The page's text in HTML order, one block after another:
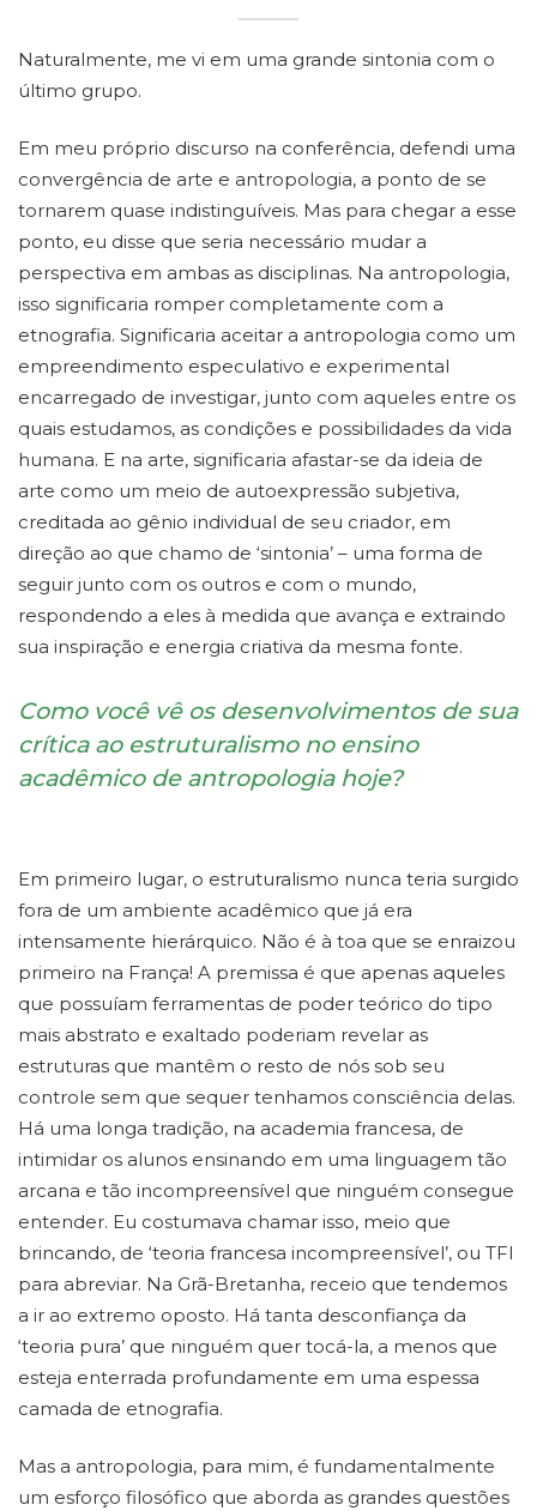
Naturalmente, me vi em uma grande sintonia com o
último grupo.
Em meu próprio discurso na conferência, defendi uma
convergência de arte e antropologia, a ponto de se
tornarem quase indistinguíveis. Mas para chegar a esse
ponto, eu disse que seria necessário mudar a
perspectiva em ambas as disciplinas. Na antropologia,
isso significaria romper completamente com a
etnografia. Significaria aceitar a antropologia como um
empreendimento especulativo e experimental
encarregado de investigar, junto com aqueles entre os
quais estudamos, as condições e possibilidades da vida
humana. E na arte, significaria afastar-se da ideia de
arte como um meio de autoexpressão subjetiva,
creditada ao gênio individual de seu criador, em
direção ao que chamo de ‘sintonia’ – uma forma de
seguir junto com os outros e com o mundo,
respondendo a eles à medida que avança e extraindo
sua inspiração e energia criativa da mesma fonte.
Como você vê os desenvolvimentos de sua
crítica ao estruturalismo no ensino
acadêmico de antropologia hoje?
Em primeiro lugar, o estruturalismo nunca teria surgido
fora de um ambiente acadêmico que já era
intensamente hierárquico. Não é à toa que se enraizou
primeiro na França! A premissa é que apenas aqueles
que possuíam ferramentas de poder teórico do tipo
mais abstrato e exaltado poderiam revelar as
estruturas que mantêm o resto de nós sob seu
controle sem que sequer tenhamos consciência delas.
Há uma longa tradição, na academia francesa, de
intimidar os alunos ensinando em uma linguagem tão
arcana e tão incompreensível que ninguém consegue
entender. Eu costumava chamar isso, meio que
brincando, de ‘teoria francesa incompreensível’, ou TFI
para abreviar. Na Grã-Bretanha, receio que tendemos
a ir ao extremo oposto. Há tanta desconfiança da
‘teoria pura’ que ninguém quer tocá-la, a menos que
esteja enterrada profundamente em uma espessa
camada de etnografia.
Mas a antropologia, para mim, é fundamentalmente
um esforço filosófico que aborda as grandes questões